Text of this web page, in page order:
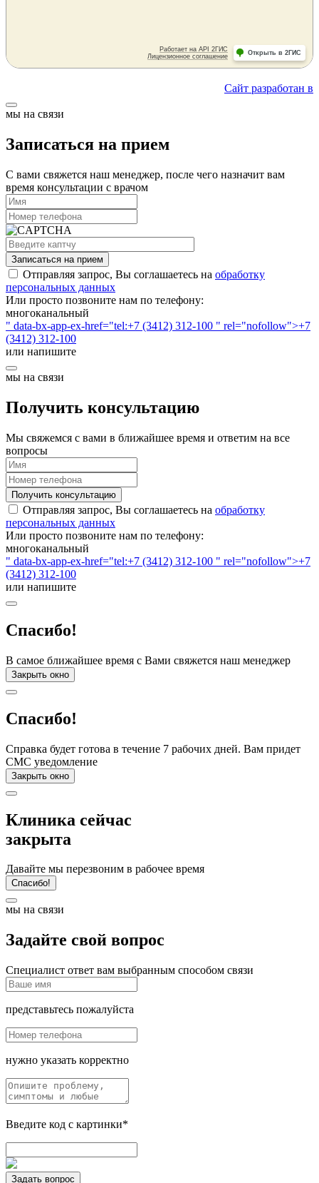
Сайт разработан в
мы на связи
Записаться на прием
С вами свяжется наш менеджер, после чего назначит вам
время консультации с врачом
Записаться на прием
Отправляя запрос, Вы соглашаетесь на обработку
персональных данных
Или просто позвоните нам по телефону:
многоканальный
" data-bx-app-ex-href="tel:+7 (3412) 312-100 " rel="nofollow">+7
(3412) 312-100
или напишите
мы на связи
Получить консультацию
Мы свяжемся с вами в ближайшее время и ответим на все
вопросы
Получить консультацию
Отправляя запрос, Вы соглашаетесь на обработку
персональных данных
Или просто позвоните нам по телефону:
многоканальный
" data-bx-app-ex-href="tel:+7 (3412) 312-100 " rel="nofollow">+7
(3412) 312-100
или напишите
Спасибо!
В самое ближайшее время с Вами свяжется наш менеджер
Закрыть окно
Спасибо!
Справка будет готова в течение 7 рабочих дней. Вам придет
СМС уведомление
Закрыть окно
Клиника сейчас
закрыта
Давайте мы перезвоним в рабочее время
Спасибо!
мы на связи
Задайте свой вопрос
Специалист ответ вам выбранным способом связи
представьтесь пожалуйста
нужно указать корректно
Введите код с картинки*
Задать вопрос